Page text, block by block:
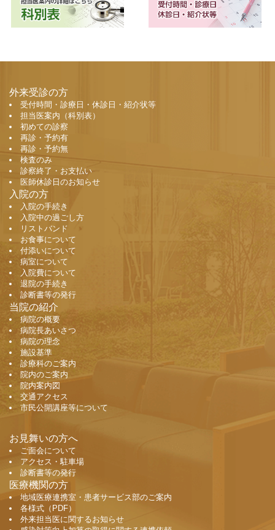
外来受診の方
受付時間・診療日・休診日・紹介状等
担当医案内（科別表）
初めての診察
再診・予約有
再診・予約無
検査のみ
診察終了・お支払い
医師休診日のお知らせ
入院の方
入院の手続き
入院中の過ごし方
リストバンド
お食事について
付添いについて
病室について
入院費について
退院の手続き
診断書等の発行
当院の紹介
病院の概要
病院長あいさつ
病院の理念
施設基準
診療科のご案内
院内のご案内
院内案内図
交通アクセス
市民公開講座等について
お見舞いの方へ
ご面会について
アクセス・駐車場
診断書等の発行
医療機関の方
地域医療連携室・患者サービス部のご案内
各様式（PDF）
外来担当医に関するお知らせ